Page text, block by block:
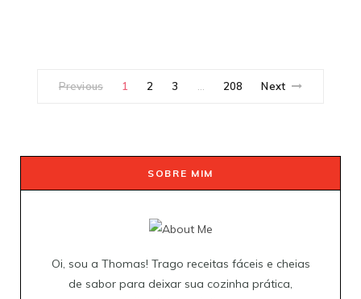
Previous 1 2 3 … 208 Next
SOBRE MIM
Oi, sou a Thomas! Trago receitas fáceis e cheias
de sabor para deixar sua cozinha prática,